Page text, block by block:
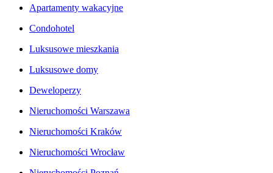
Apartamenty wakacyjne
Condohotel
Luksusowe mieszkania
Luksusowe domy
Deweloperzy
Nieruchomości Warszawa
Nieruchomości Kraków
Nieruchomości Wrocław